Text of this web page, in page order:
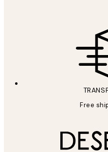
Free